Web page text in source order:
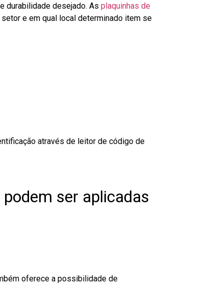
durabilidade desejado. As plaquinhas de
e em qual local determinado item se
através de leitor de código de
ser aplicadas
oferece a possibilidade de